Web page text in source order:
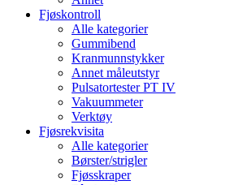
Fjøskontroll
Alle kategorier
Gummibend
Kranmunnstykker
Annet måleutstyr
Pulsatortester PT IV
Vakuummeter
Verktøy
Fjøsrekvisita
Alle kategorier
Børster/strigler
Fjøsskraper